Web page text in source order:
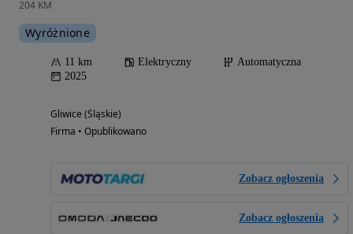
204 KM
Wyróżnione
11 km Elektryczny
Automatyczna
2025
Gliwice (Śląskie)
Firma • Opublikowano
Zobacz ogłoszenia
Zobacz ogłoszenia